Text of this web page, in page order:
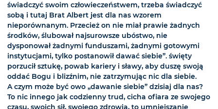
świadczyć swoim człowieczeństwem, trzeba świadczyć
sobą i tutaj Brat Albert jest dla nas wzorem
nieporównanym. Przecież on nie miał prawie żadnych
środków, ślubował najsurowsze ubóstwo, nie
dysponował żadnymi funduszami, żadnymi gotowymi
instytucjami, tylko postanowił dawać siebie”. święty
porzucił sztukę, powab kariery i sławy, aby duszę swoją
oddać Bogu i blizźnim, nie zatrzymując nic dla siebie.
A czym może być owo „dawanie siebie” dzisiaj dla nas?
To nic innego jak codzienny trud, cicha ofiara ze swojego
czasu, swoich sił, swojego zdrowia, to umniejszanie